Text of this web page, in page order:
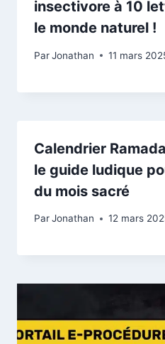
insectivore à 10
le monde naturel !
ParJonathan 11 mars
Calendrier
le guide ludique
du mois sacré
ParJonathan 12 mars